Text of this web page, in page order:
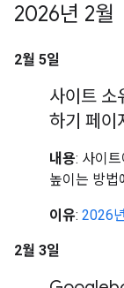
2026년 2월
2월 5일
사이트 소
하기 페이
내용: 사이
높이는 방법
이유: 2026
2월 3일